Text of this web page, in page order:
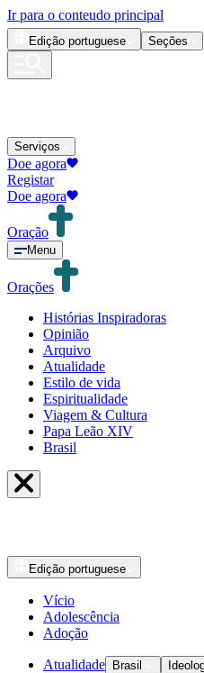
Ir para o conteudo principal
Edição portuguese Seções
Serviços
Doe agora
Registar
Doe agora
Oração
Menu
Orações
Histórias Inspiradoras
Opinião
Arquivo
Atualidade
Estilo de vida
Espiritualidade
Viagem & Cultura
Papa Leão XIV
Brasil
Edição portuguese
Vício
Adolescência
Adoção
Atualidade Brasil